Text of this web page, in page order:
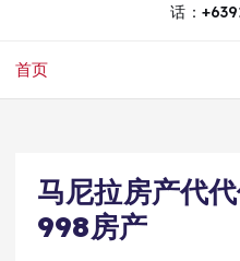
话：
首页
马尼拉房产代
998房产